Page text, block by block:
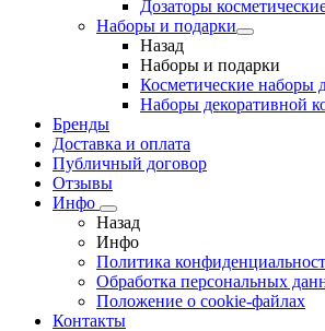
Дозаторы
Наборы и подарки
Назад
Наборы и подарки
Косметические наборы
Наборы декоративной
Бренды
Доставка и оплата
Публичный договор
Отзывы
Инфо
Назад
Инфо
Политика
Обработка персональных
Положение о cookie-файлах
Контакты